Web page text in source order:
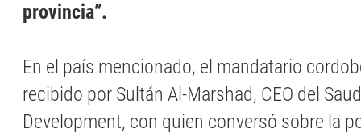
provincia”.
En el país mencionado, el mandatario
recibido por Sultán Al-Marshad, CEO del
Development, con quien conversó sobre la